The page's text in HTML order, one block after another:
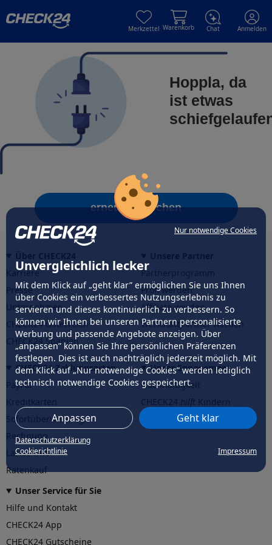
Nur notwendige Cookies
Unvergleichlich lecker
Mit dem Klick auf „geht klar” ermöglichen Sie uns Ihnen
über Cookies ein verbessertes Nutzungserlebnis zu
servieren und dieses kontinuierlich zu verbessern. So
können wir Ihnen bei unseren Partnern personalisierte
Werbung und passende Angebote anzeigen. Über
„anpassen” können Sie Ihre persönlichen Präferenzen
festlegen. Dies ist auch nachträglich jederzeit möglich. Mit
dem Klick auf „Nur notwendige Cookies” werden lediglich
technisch notwendige Cookies gespeichert.
Anpassen Geht klar
Datenschutzerklärung
Cookierichtlinie
Impressum
Merkzettel Warenkorb Chat Anmelden
Hoppla, da
ist etwas
erneut versuchen
Karriere
Presse
Unternehmen
CHECK24 Österreich
CHECK24 Spanien
Partnerprogramm
Profi werden
Affiliate werden
Werkstattpartner werden
CHECK24 Zahlungsarten
PayPal
Sofortüberweisung
Rechnung
Lastschrift
Ratenkauf
Unser Engagement
Nachhaltigkeit
CHECK24hilftder Natur
Unser Service für Sie
Hilfe und Kontakt
CHECK24 App
CHECK24 Gutscheine